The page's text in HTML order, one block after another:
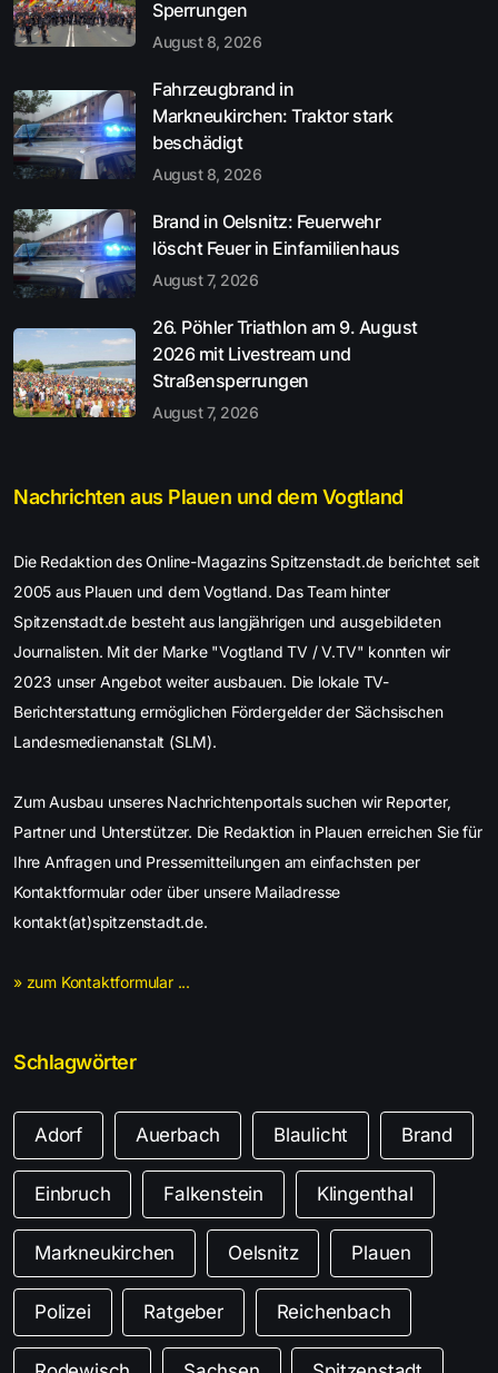
Sperrungen
August 8, 2026
Fahrzeugbrand in
Markneukirchen: Traktor stark
beschädigt
August 8, 2026
Brand in Oelsnitz: Feuerwehr
löscht Feuer in Einfamilienhaus
August 7, 2026
26. Pöhler Triathlon am 9. August
2026 mit Livestream und
Straßensperrungen
August 7, 2026
Nachrichten aus Plauen und dem Vogtland
Die Redaktion des Online-Magazins Spitzenstadt.de berichtet seit
2005 aus Plauen und dem Vogtland. Das Team hinter
Spitzenstadt.de besteht aus langjährigen und ausgebildeten
Journalisten. Mit der Marke "Vogtland TV / V.TV" konnten wir
2023 unser Angebot weiter ausbauen. Die lokale TV-
Berichterstattung ermöglichen Fördergelder der Sächsischen
Landesmedienanstalt (SLM).
Zum Ausbau unseres Nachrichtenportals suchen wir Reporter,
Partner und Unterstützer. Die Redaktion in Plauen erreichen Sie für
Ihre Anfragen und Pressemitteilungen am einfachsten per
Kontaktformular oder über unsere Mailadresse
kontakt(at)spitzenstadt.de.
» zum Kontaktformular ...
Schlagwörter
Adorf Auerbach Blaulicht Brand
Einbruch Falkenstein Klingenthal
Markneukirchen Oelsnitz Plauen
Polizei Ratgeber Reichenbach